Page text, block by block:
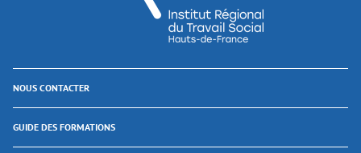
NOUS CONTACTER
GUIDE DES FORMATIONS